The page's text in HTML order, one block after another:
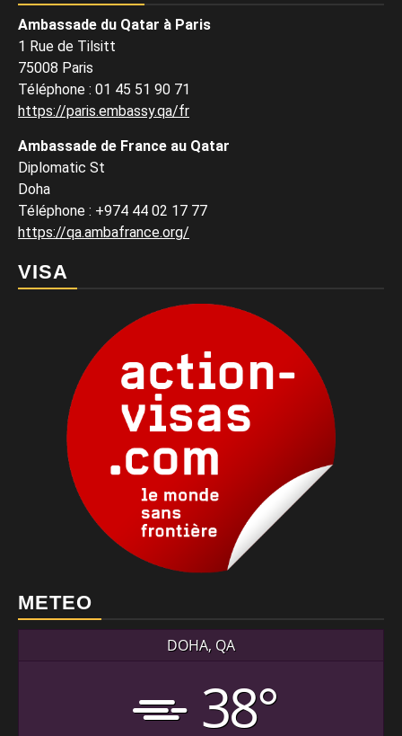
Ambassade du Qatar à Paris
1 Rue de Tilsitt
75008 Paris
Téléphone : 01 45 51 90 71
https://paris.embassy.qa/fr
Ambassade de France au Qatar
Diplomatic St
Doha
Téléphone : +974 44 02 17 77
https://qa.ambafrance.org/
VISA
METEO
DOHA, QA
38°